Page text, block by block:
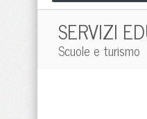
SERVIZI
Scuole e turismo